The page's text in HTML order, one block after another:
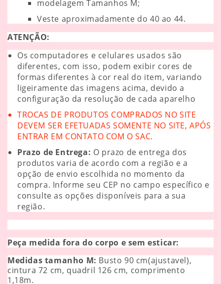
modelagem Tamanhos M;
Veste aproximadamente do 40 ao 44.
ATENÇÃO:
Os computadores e celulares usados são
diferentes, com isso, podem exibir cores de
formas diferentes à cor real do item, variando
ligeiramente das imagens acima, devido a
configuração da resolução de cada aparelho
TROCAS DE PRODUTOS COMPRADOS NO SITE
DEVEM SER EFETUADAS SOMENTE NO SITE, APÓS
ENTRAR EM CONTATO COM O SAC.
Prazo de Entrega: O prazo de entrega dos
produtos varia de acordo com a região e a
opção de envio escolhida no momento da
compra. Informe seu CEP no campo específico e
consulte as opções disponíveis para a sua
região.
Peça medida fora do corpo e sem esticar:
Medidas tamanho M: Busto 90 cm(ajustavel),
cintura 72 cm, quadril 126 cm, comprimento
1,18m.